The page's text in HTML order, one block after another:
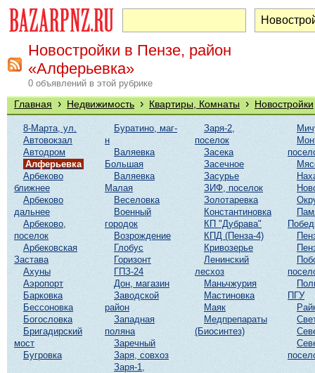
Новостройки в Пензе, район
«Алферьевка»
0 объявлений в этой рубрике
Главная › Недвижимость › Квартиры, Комнаты › Новостройки
8-Марта, ул.
Автовокзал
Автодром
Алферьевка
Арбеково
ближнее
Арбеково
дальнее
Арбеково,
поселок
Арбековская
Застава
Ахуны
Аэропорт
Барковка
Бессоновка
Богословка
Бригадирский
мост
Бугровка
Буратино, маг-
н
Валяевка
Большая
Валяевка
Малая
Веселовка
Военный
городок
Возрождение
Глобус
Горизонт
ГПЗ-24
Дон, магазин
Заводской
район
Западная
поляна
Заречный
Заря, совхоз
Заря-1,
Заря-2,
поселок
Засека
Засечное
Засурье
ЗИФ, поселок
Золотаревка
Константиновка
КП "Дубрава"
КПД (Пенза-4)
Кривозерье
Ленинский
лесхоз
Маньчжурия
Мастиновка
Маяк
Медпрепараты
(Биосинтез)
ПГУ